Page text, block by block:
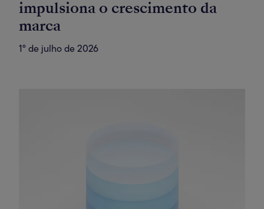
impulsiona o crescimento da
marca
1º de julho de 2026